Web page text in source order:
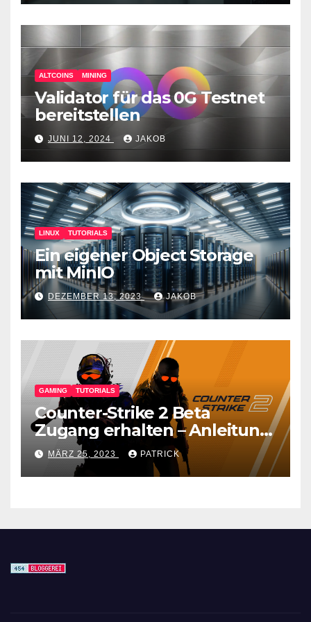
ALTCOINS MINING
Validator für das 0G Testnet
bereitstellen
JUNI 12, 2024 JAKOB
LINUX TUTORIALS
Ein eigener Object Storage
mit MinIO
DEZEMBER 13, 2023 JAKOB
GAMING TUTORIALS
Counter-Strike 2 Beta
Zugang erhalten – Anleitung
für den CS GO Nachfolger
MÄRZ 25, 2023 PATRICK